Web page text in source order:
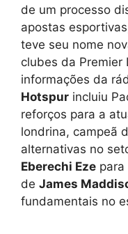
de um processo
apostas
teve seu nome
clubes da Premier
informações da
Hotspur incluiu
reforços para a
londrina, campeã
alternativas no
Eberechi Eze para
de James
fundamentais no